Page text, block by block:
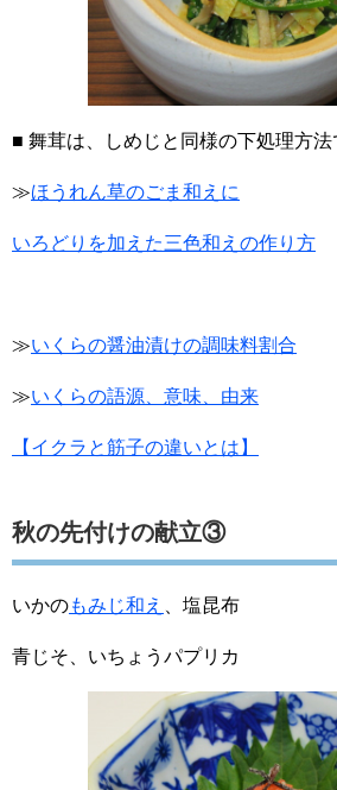
■ 舞茸は、しめじと同様の下処理方法
≫ほうれん草のごま和えに
いろどりを加えた三色和えの作り方
≫いくらの醤油漬けの調味料割合
≫いくらの語源、意味、由来
【イクラと筋子の違いとは】
秋の先付けの献立③
いかのもみじ和え 、塩昆布
青じそ、いちょうパプリカ